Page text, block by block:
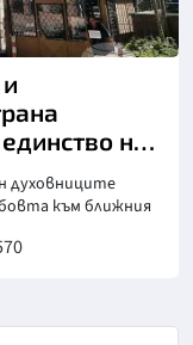
на
духовниците
към ближния